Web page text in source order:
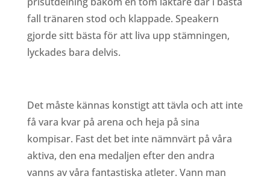
fall tränaren stod och klappade. Speakern
gjorde sitt bästa för att liva upp stämningen,
lyckades bara delvis.
Det måste kännas konstigt att tävla och att inte
få vara kvar på arena och heja på sina
kompisar. Fast det bet inte nämnvärt på våra
aktiva, den ena medaljen efter den andra
vanns av våra fantastiska atleter. Vann man